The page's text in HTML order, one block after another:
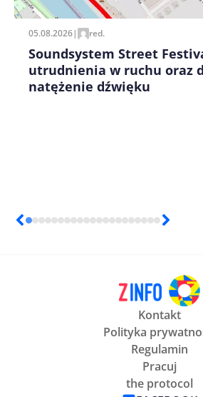
05.08.2026| red.
Soundsystem Street
utrudnienia w ruchu oraz
natężenie dźwięku
Kontakt
Polityka
Regulamin
Pracuj
the protocol